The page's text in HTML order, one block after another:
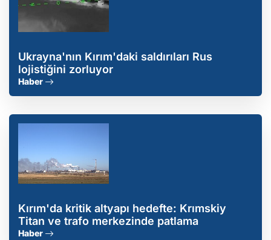
Ukrayna'nın Kırım'daki saldırıları Rus
lojistiğini zorluyor
Haber
Kırım'da kritik altyapı hedefte: Krımskiy
Titan ve trafo merkezinde patlama
Haber